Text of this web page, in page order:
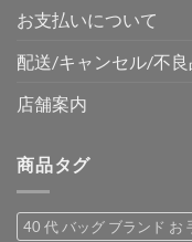
お支払いについて
配送/キャンセル/不良
店舗案内
商品タグ
40 代 バッグ ブランド お